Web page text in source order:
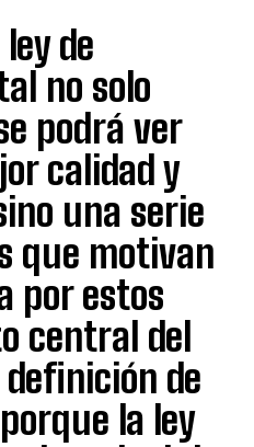
de
no solo
podrá ver
calidad y
una serie
que motivan
por estos
central del
de
la ley